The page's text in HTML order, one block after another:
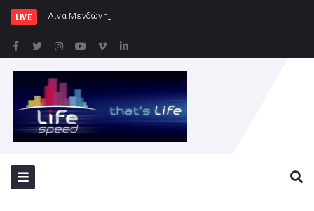
LIVE Λίνα Μενδώνη: «Ο πολιτισμός στη Θράκ